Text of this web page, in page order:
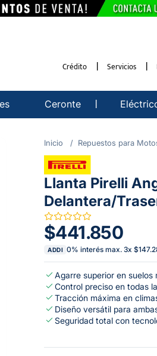
Crédito Servicios
Ceronte
Repuestos para
Llanta Pirelli
Delantera/
$441.850
ADDI 0% interés max. 3x
Agarre superior en suelos
Control preciso en todas
Tracción máxima en
Diseño versátil para
Seguridad total con